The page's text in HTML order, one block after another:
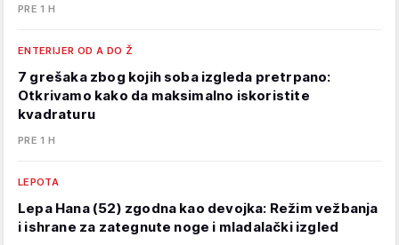
PRE 1 H
ENTERIJER OD A DO Ž
7 grešaka zbog kojih soba izgleda pretrpano:
Otkrivamo kako da maksimalno iskoristite
kvadraturu
PRE 1 H
LEPOTA
Lepa Hana (52) zgodna kao devojka: Režim vežbanja
i ishrane za zategnute noge i mladalački izgled